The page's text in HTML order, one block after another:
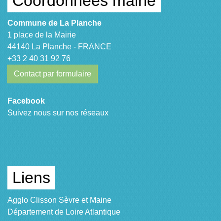
Commune de La Planche
1 place de la Mairie
44140 La Planche - FRANCE
+33 2 40 31 92 76
Contact par formulaire
Facebook
Suivez nous sur nos réseaux
Liens
Agglo Clisson Sèvre et Maine
Département de Loire Atlantique